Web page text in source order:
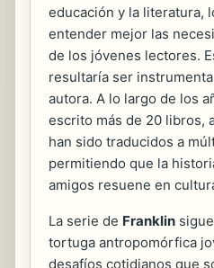
educación y la literatura,
entender mejor las
de los jóvenes lectores.
resultaría ser
autora. A lo largo de los
escrito más de 20 libros,
han sido traducidos a
permitiendo que la
amigos resuene en
La serie de Franklin
tortuga antropomórfica
desafíos cotidianos que